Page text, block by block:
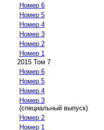
Номер 6
Номер 5
Номер 4
Номер 3
Номер 2
Номер 1
2015 Том 7
Номер 6
Номер 5
Номер 4
Номер 3
(специальный выпуск)
Номер 2
Номер 1